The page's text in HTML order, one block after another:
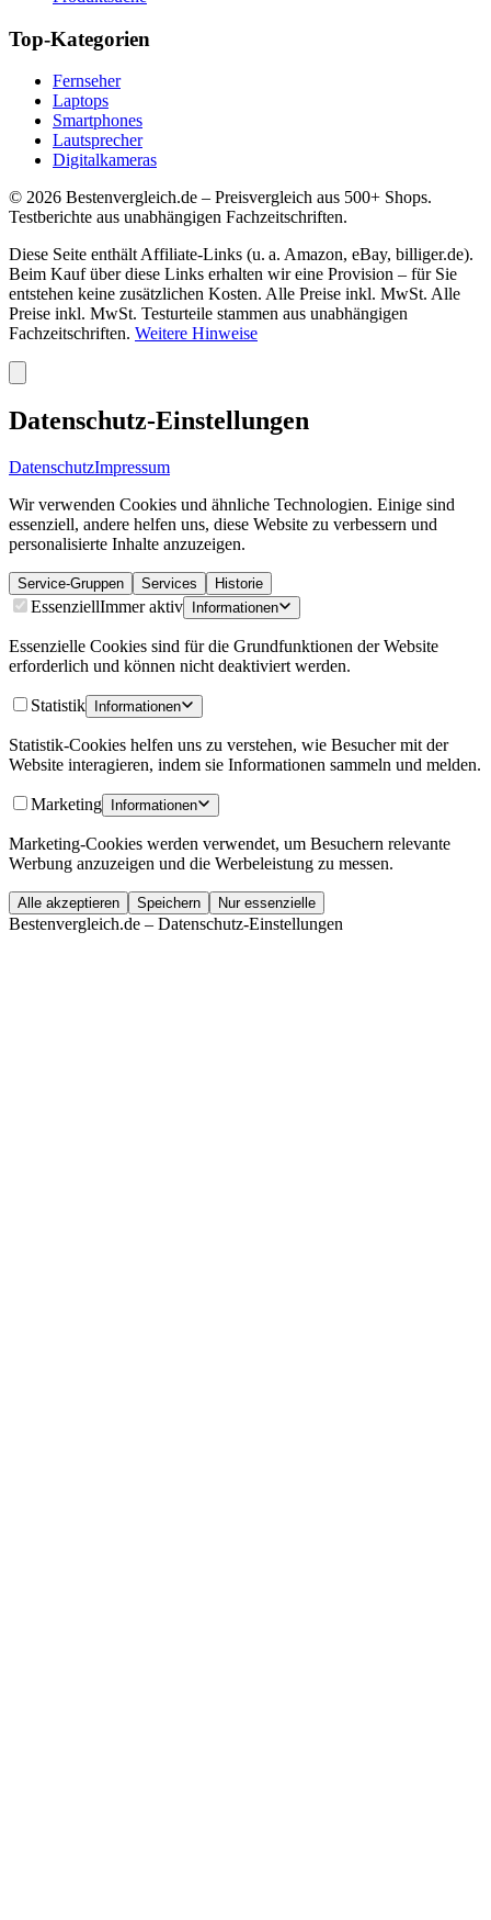
Top-Kategorien
Fernseher
Laptops
Smartphones
Lautsprecher
Digitalkameras
© 2026 Bestenvergleich.de – Preisvergleich aus 500+ Shops.
Testberichte aus unabhängigen Fachzeitschriften.
Diese Seite enthält Affiliate-Links (u. a. Amazon, eBay, billiger.de).
Beim Kauf über diese Links erhalten wir eine Provision – für Sie
entstehen keine zusätzlichen Kosten. Alle Preise inkl. MwSt. Alle
Preise inkl. MwSt. Testurteile stammen aus unabhängigen
Fachzeitschriften. Weitere Hinweise
Datenschutz-Einstellungen
DatenschutzImpressum
Wir verwenden Cookies und ähnliche Technologien. Einige sind
essenziell, andere helfen uns, diese Website zu verbessern und
personalisierte Inhalte anzuzeigen.
Service-Gruppen Services Historie
EssenziellImmer aktiv Informationen
Essenzielle Cookies sind für die Grundfunktionen der Website
erforderlich und können nicht deaktiviert werden.
Statistik Informationen
Statistik-Cookies helfen uns zu verstehen, wie Besucher mit der
Website interagieren, indem sie Informationen sammeln und melden.
Marketing Informationen
Marketing-Cookies werden verwendet, um Besuchern relevante
Werbung anzuzeigen und die Werbeleistung zu messen.
Alle akzeptieren Speichern Nur essenzielle
Bestenvergleich.de – Datenschutz-Einstellungen